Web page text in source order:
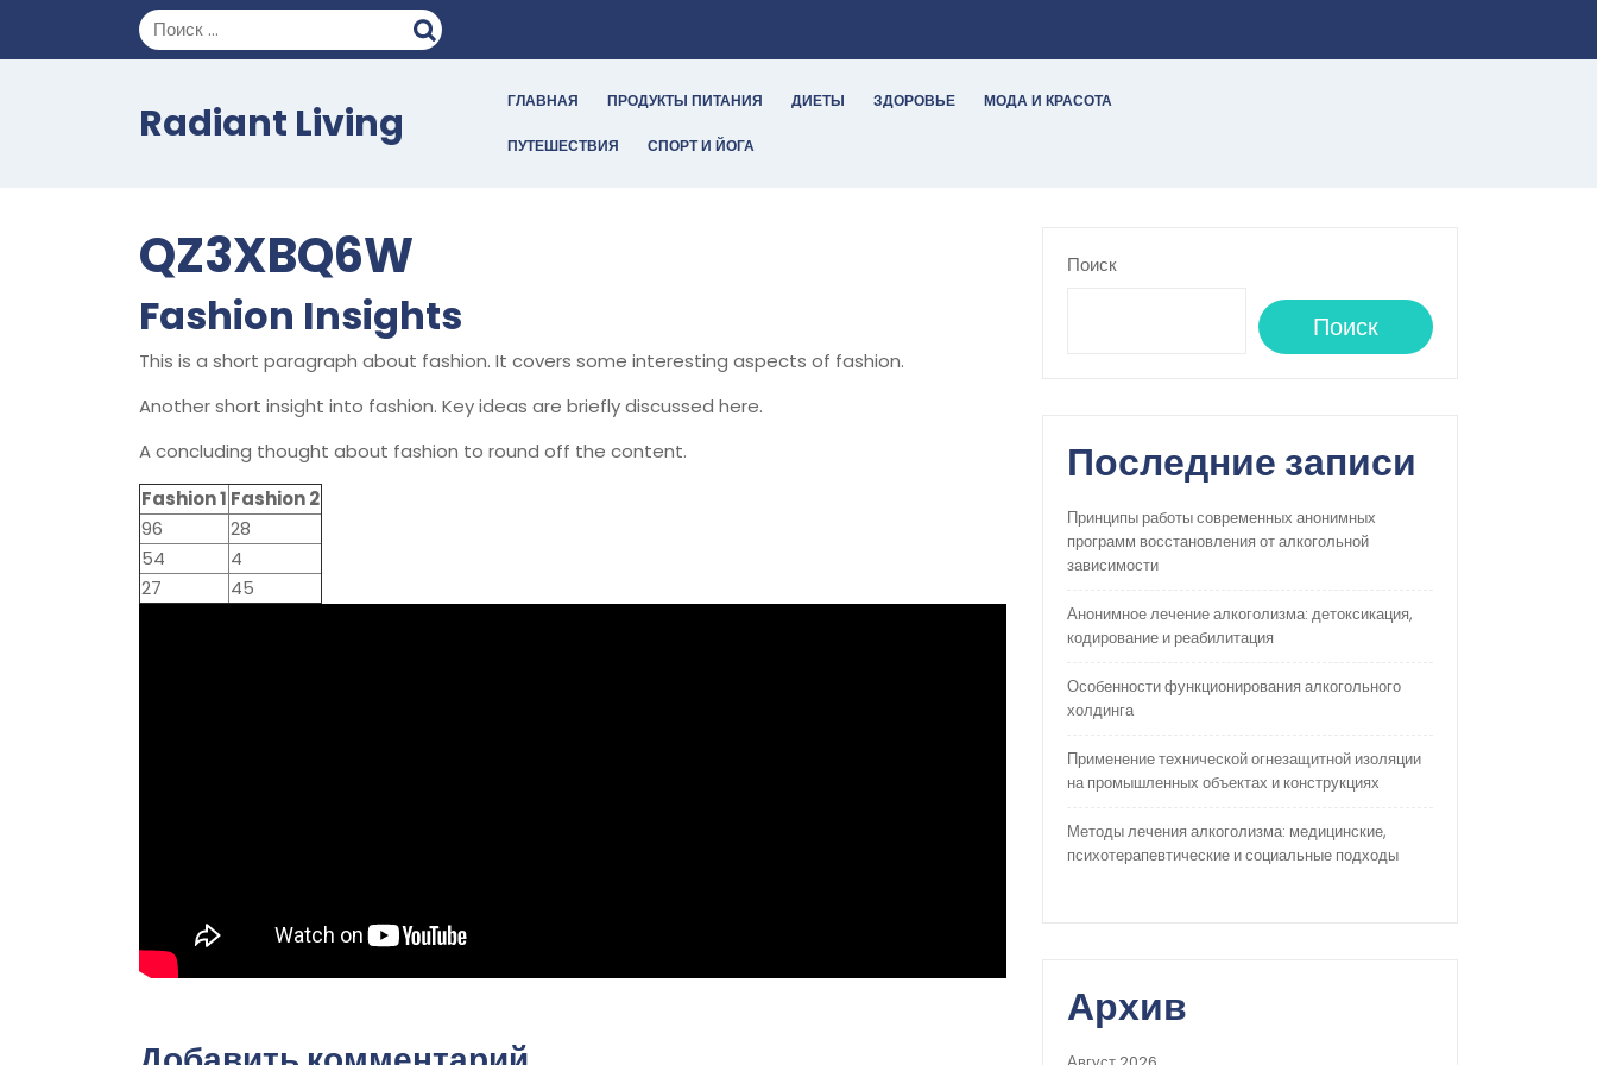
содержимому
Radiant Living ГЛАВНАЯ ПРОДУКТЫ ПИТАНИЯ ДИЕТЫ ЗДОРОВЬЕ МОДА И КРАСОТА
ПУТЕШЕСТВИЯ СПОРТ И ЙОГА
QZ3XBQ6W
Fashion Insights
This is a short paragraph about fashion. It covers some interesting aspects of fashion.
Another short insight into fashion. Key ideas are briefly discussed here.
A concluding thought about fashion to round off the content.
Fashion 1 Fashion 2
96
28
54
4
27
45
Поиск
Поиск
Последние записи
Принципы работы современных анонимных
программ восстановления от алкогольной
зависимости
Анонимное лечение алкоголизма: детоксикация,
кодирование и реабилитация
Особенности функционирования алкогольного
холдинга
Применение технической огнезащитной изоляции
на промышленных объектах и конструкциях
Методы лечения алкоголизма: медицинские,
психотерапевтические и социальные подходы
Архив